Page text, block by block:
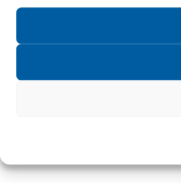
Produktsicherheit